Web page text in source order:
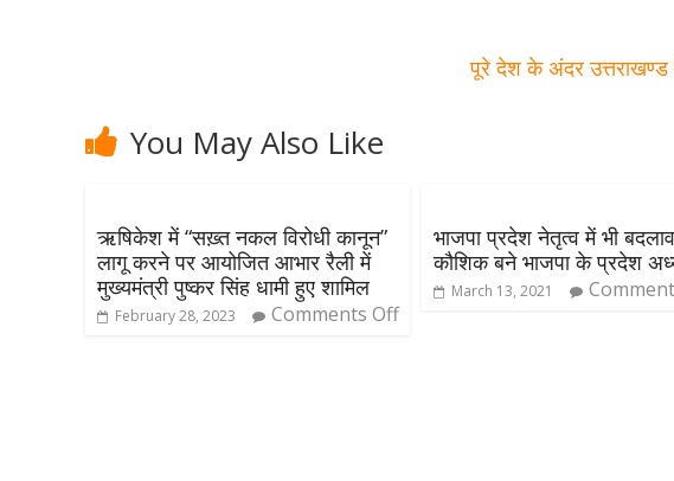
पूरे देश के अंदर उत्तराखण्ड
You May Also Like
ऋषिकेश में “सख़्त नकल विरोधी कानून”
लागू करने पर आयोजित आभार रैली में
मुख्यमंत्री पुष्कर सिंह धामी हुए शामिल
February 28, 2023 Comments Off
भाजपा प्रदेश नेतृत्व में भी
कौशिक बने भाजपा के प्रदेश
March 13, 2021